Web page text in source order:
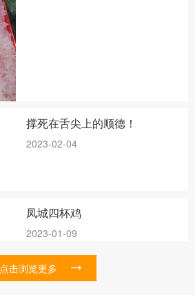
撑死在舌尖上的顺德！
2023-02-04
凤城四杯鸡
2023-01-09
点击浏览更多